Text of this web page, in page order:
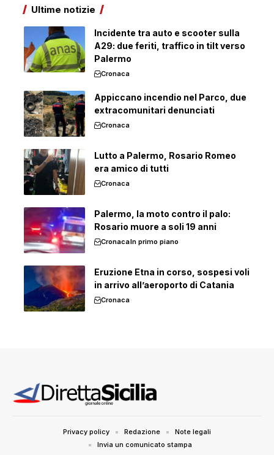
Ultime notizie
Incidente tra auto e scooter sulla
A29: due feriti, traffico in tilt verso
Palermo
Cronaca
Appiccano incendio nel Parco, due
extracomunitari denunciati
Cronaca
Lutto a Palermo, Rosario Romeo
era amico di tutti
Cronaca
Palermo, la moto contro il palo:
Rosario muore a soli 19 anni
CronacaIn primo piano
Eruzione Etna in corso, sospesi voli
in arrivo all’aeroporto di Catania
Cronaca
Privacy policy Redazione
Note legali
Invia un comunicato stampa